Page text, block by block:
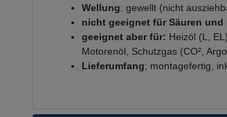
Wellung: gewellt (nicht
nicht geeignet für Säuren und
geeignet aber für: Heizöl (L,
Motorenöl, Schutzgas (CO²,
Lieferumfang; montagefertig,